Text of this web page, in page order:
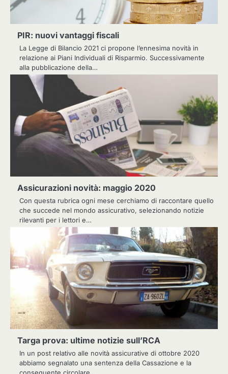
PIR: nuovi vantaggi fiscali
La Legge di Bilancio 2021 ci propone l’ennesima novità in
relazione ai Piani Individuali di Risparmio. Successivamente
alla pubblicazione della…
Assicurazioni novità: maggio 2020
Con questa rubrica ogni mese cerchiamo di raccontare quello
che succede nel mondo assicurativo, selezionando notizie
rilevanti per i lettori e…
Targa prova: ultime notizie sull’RCA
In un post relativo alle novità assicurative di ottobre 2020
abbiamo segnalato una sentenza della Cassazione e la
conseguente circolare…